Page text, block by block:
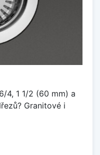
4, 1 1/2 (60 mm) a
Granitové i